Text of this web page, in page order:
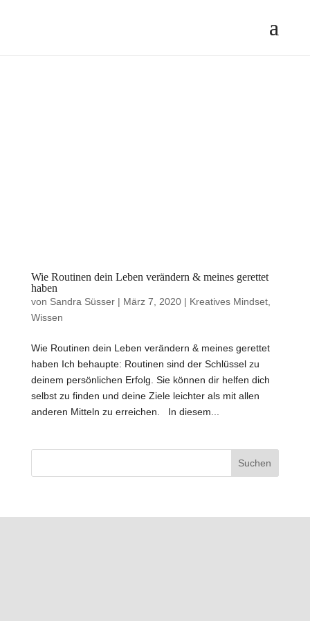
Wie Routinen dein Leben verändern & meines gerettet
haben
von Sandra Süsser| März 7, 2020| Kreatives Mindset,
Wissen
Wie Routinen dein Leben verändern & meines gerettet
haben Ich behaupte: Routinen sind der Schlüssel zu
deinem persönlichen Erfolg. Sie können dir helfen dich
selbst zu finden und deine Ziele leichter als mit allen
anderen Mitteln zu erreichen. In diesem...